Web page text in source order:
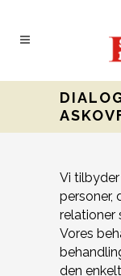
Vi
personer,
relationer
Vores
den